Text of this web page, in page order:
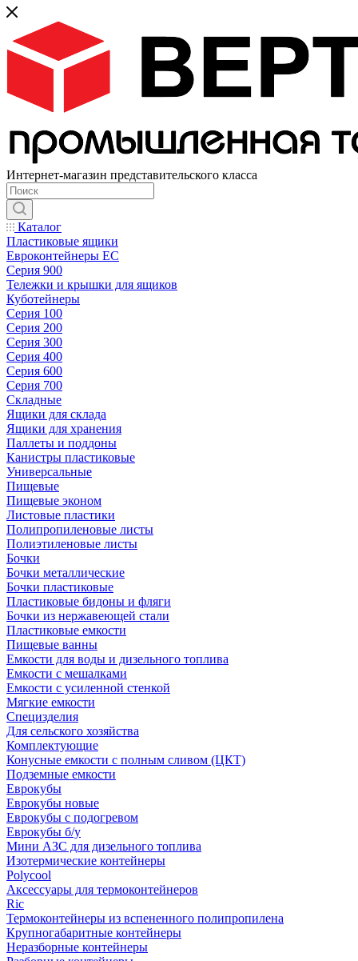
Интернет-магазин представительского класса
Каталог
Пластиковые ящики
Евроконтейнеры ЕС
Серия 900
Тележки и крышки для ящиков
Куботейнеры
Серия 100
Серия 200
Серия 300
Серия 400
Серия 600
Серия 700
Складные
Ящики для склада
Ящики для хранения
Паллеты и поддоны
Канистры пластиковые
Универсальные
Пищевые
Пищевые эконом
Листовые пластики
Полипропиленовые листы
Полиэтиленовые листы
Бочки
Бочки металлические
Бочки пластиковые
Пластиковые бидоны и фляги
Бочки из нержавеющей стали
Пластиковые емкости
Пищевые ванны
Емкости для воды и дизельного топлива
Емкости с мешалками
Емкости с усиленной стенкой
Мягкие емкости
Специзделия
Для сельского хозяйства
Комплектующие
Конусные емкости с полным сливом (ЦКТ)
Подземные емкости
Еврокубы
Еврокубы новые
Еврокубы с подогревом
Еврокубы б/у
Мини АЗС для дизельного топлива
Изотермические контейнеры
Polycool
Аксессуары для термоконтейнеров
Ric
Термоконтейнеры из вспененного полипропилена
Крупногабаритные контейнеры
Неразборные контейнеры